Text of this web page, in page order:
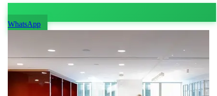
WhatsApp